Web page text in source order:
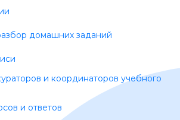
домашних заданий
и координаторов учебного
и ответов